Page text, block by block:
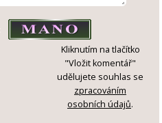
Kliknutím na tlačítko
"Vložit komentář"
udělujete souhlas se
zpracováním
osobních údajů.